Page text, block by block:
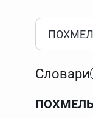
Как
Прежде
Если
Для более
Словари